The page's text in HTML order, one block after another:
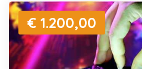
€ 1.200,00